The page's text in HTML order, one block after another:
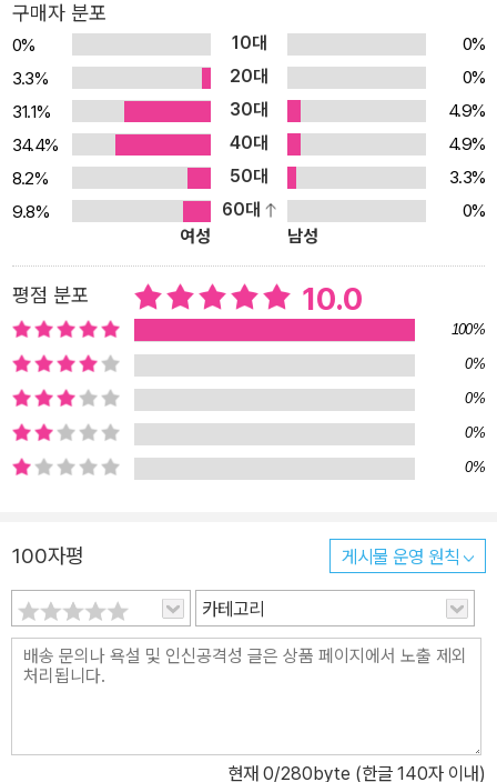
습니다. 아장아장 첫걸음마 떼는 너의 모습이 얼마나 귀여울까? 새근
새근 잠든 너의 모습이 얼마나 사랑스러울까? 엄마랑 아빠는 하루빨
리 널 만나고 싶어. -본문 가운데에서- 《예쁜 우리 아가》에는 엄마와
아빠가 아가와 만나는 날을 손꼽아 기다리는 모습이 담겨 있습니다.
아가가 첫걸음마 떼는 모습을 상상해 보기도 하고, 새근새근 잠든 모
습을 생각하며 설렘 가득한 마음으로 아가가 태어날 시간을 기다리지
요. 아가가 처음으로 부모의 감정을 느끼기 시작하는 것은 엄마 배 속
에 있을 때부터입니다. 이 책을 읽어 주는 부모의 목소리를 들으며 아
가는 자신이 세상으로 나갈 날을 부모와 함께 기대하며 기다리게 될
것입니다. 시적인 아름다운 글과 따뜻한 그림이 어우러진 그림책 《예
쁜 우리 아가》 책 안에는 아가들이 좋아하는 기린, 코끼리, 얼룩말, 펭
귄 등 여러 동물이 등장합니다. 각 동물 가족의 따뜻하고 사랑이 넘치
는 그림이 시적인 아름다운 글과 어우러져 있습니다. 그런데 책장을
넘길수록 황금빛 꽃으로 장식된 언덕이 부풀어 오르는 모습이 보입니
다. 점차 부풀어 오르는 이 언덕은 무엇일까요? 바로 아가를 품고 있
는 엄마의 배랍니다. 작가는 자신만의 독창적인 상상력으로 책장을
엄마 배를 연결시킨 것이지요. 배 속의 아가를 기다리며 읽어 주는 태
교 동화 그림책 태어난 아가에게 엄마 아빠의 사랑을 알려 주는 사랑
그림책 《예쁜 우리 아가》는 배 속의 아가에게만 들려주는 그림책은
아닙니다. 이미 세상에 태어난 아가에게 너를 기다리던 엄마 아빠의
사랑과 기다림의 마음을 말해 주는 그림책이기도 하지요. 이 책을 읽
구매자 분포
0% 10대
0%
3.3%
20대
0%
31.1%
30대
4.9%
34.4%
40대
4.9%
8.2%
50대
3.3%
9.8%
60대
0%
여성
남성
평점 분포 10.0
100%
0%
0%
0%
0%
100자평 게시물 운영 원칙
카테고리
현재 0/280byte (한글 140자 이내)